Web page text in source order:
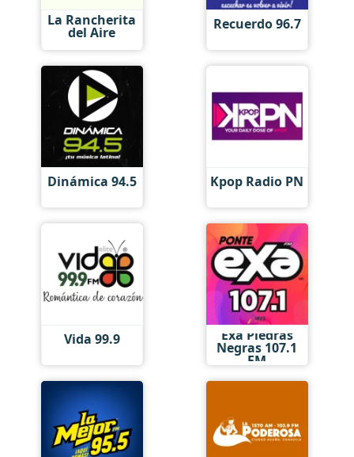
La Rancherita
del Aire Recuerdo 96.7
Dinámica 94.5 Kpop Radio PN
Vida 99.9 Exa Piedras
Negras 107.1
FM